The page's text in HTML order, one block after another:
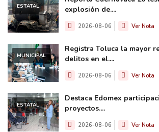
ESTATAL
explosión de....
2026-08-06 Ver Nota
MUNICIPAL
Registra Toluca la mayor
delitos en el....
2026-08-06 Ver Nota
ESTATAL
Destaca Edomex
proyectos....
2026-08-06 Ver Nota